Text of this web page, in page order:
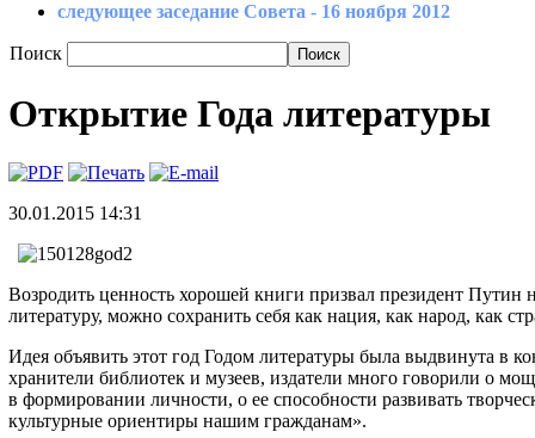
следующее заседание Совета - 16 ноября 2012
Поиск
Открытие Года литературы
30.01.2015 14:31
Возродить ценность хорошей книги призвал президент
литературу, можно сохранить себя как нация, как народ, как
Идея объявить этот год Годом литературы была выдвинута в
хранители библиотек и музеев, издатели много говорили о
в формировании личности, о ее способности развивать
культурные ориентиры нашим гражданам».